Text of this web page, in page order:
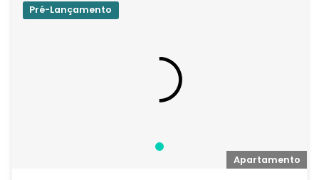
Apartamento
Pré-Lançamento